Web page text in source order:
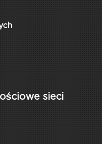
sieci